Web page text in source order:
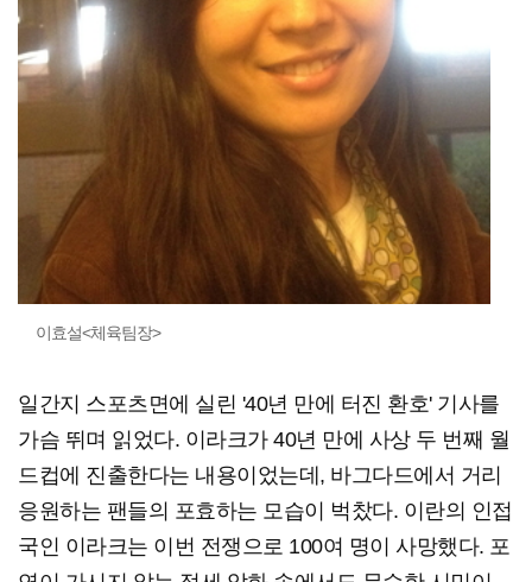
이효설<체육팀장>
일간지 스포츠면에 실린 '40년 만에 터진 환호' 기사를
가슴 뛰며 읽었다. 이라크가 40년 만에 사상 두 번째 월
드컵에 진출한다는 내용이었는데, 바그다드에서 거리
응원하는 팬들의 포효하는 모습이 벅찼다. 이란의 인접
국인 이라크는 이번 전쟁으로 100여 명이 사망했다. 포